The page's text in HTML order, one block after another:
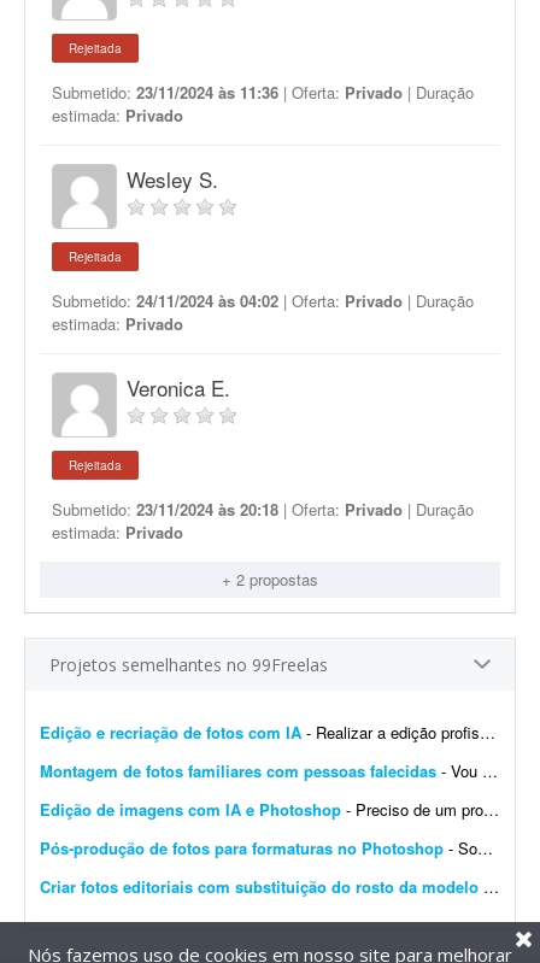
Rejeitada
Submetido: 23/11/2024 às 11:36 | Oferta: Privado | Duração
estimada: Privado
Wesley S.
Rejeitada
Submetido: 24/11/2024 às 04:02 | Oferta: Privado | Duração
estimada: Privado
Veronica E.
Rejeitada
Submetido: 23/11/2024 às 20:18 | Oferta: Privado | Duração
estimada: Privado
+ 2 propostas
Projetos semelhantes no 99Freelas
Edição e recriação de fotos com IA - Realizar a edição profissional das fotos originais dos produtos e criar novas versões das imagens utilizando inteligência artificial (IA), explorando diferentes cen&aacut...
Montagem de fotos familiares com pessoas falecidas - Vou enviar fotos de familiares falecidos para montar imagens com os filhos e filhas atuais. Serão cerca de 12 montagens, com as pessoas abraçadas e sorrindo. Qual o valor e o prazo d...
Edição de imagens com IA e Photoshop - Preciso de um profissional com habilidades em IA para geração de imagens realistas e profissionais para meu site. Possuo cerca de 250 produtos (móveis em madeira e estofados) q...
Pós-produção de fotos para formaturas no Photoshop - Somos uma empresa de eventos de formatura e produzimos materiais impressos e digitais. Preciso de um profissional de edição no Photoshop (Lightroom é opcional, mas ajuda no fl...
Criar fotos editoriais com substituição do rosto da modelo
Nós fazemos uso de cookies em nosso site para melhorar